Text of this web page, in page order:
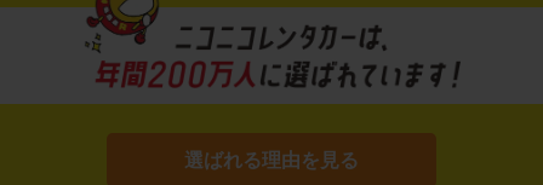
選ばれる理由を見る